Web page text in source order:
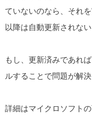
ていないのなら、それ
以降は自動更新されな
もし、更新済みであれば
ルすることで問題が解決
詳細はマイクロソフト